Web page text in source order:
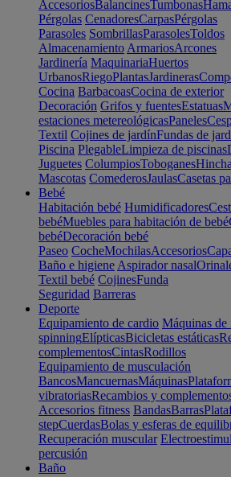
AccesoriosBalancinesTumbonas
Pérgolas CenadoresCarpasPérgolas
Parasoles SombrillasParasolesToldos
Almacenamiento ArmariosArcones
Jardinería MaquinariaHuertos
UrbanosRiegoPlantasJardineras
Cocina BarbacoasCocina de exterior
Decoración Grifos y fuentesEstatuas
estaciones metereológicasPaneles
Textil Cojines de jardínFundas de
Piscina PlegableLimpieza de piscinas
Juguetes ColumpiosToboganes
Mascotas ComederosJaulasCasetas
Bebé
Habitación bebé Humidificadores
bebéMuebles para habitación de bebé
bebéDecoración bebé
Paseo CocheMochilasAccesorios
Baño e higiene Aspirador nasal
Textil bebé CojinesFunda
Seguridad Barreras
Deporte
Equipamiento de cardio Máquinas de
spinningElípticasBicicletas estáticas
complementosCintasRodillos
Equipamiento de musculación
BancosMancuernasMáquinas
vibratoriasRecambios y
Accesorios fitness BandasBarras
stepCuerdasBolas y esferas de
Recuperación muscular
percusión
Baño